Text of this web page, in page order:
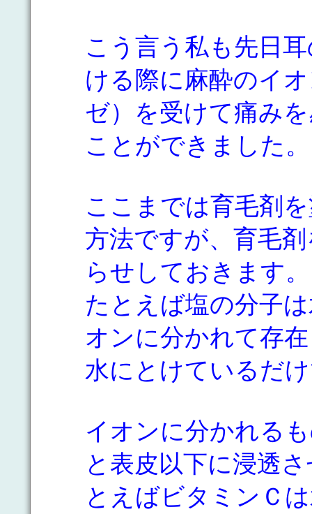
こう言う私も先日
ける際に麻酔のイ
ゼ）を受けて痛み
ことができました。
ここまでは育毛剤
方法ですが、育毛
らせしておきます。
たとえば塩の分子
オンに分かれて存
水にとけているだ
イオンに分かれる
と表皮以下に浸透
とえばビタミンＣ